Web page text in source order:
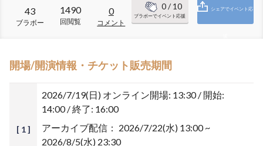
43
ブラボー
1490
回閲覧
0
コメント
0/ 10
ブラボーでイベント応援
シェアでイベント応
開場/開演情報・チケット販売期間
[ 1 ]
2026/7/19(日) オンライン開場: 13:30 / 開始:
14:00 / 終了: 16:00
アーカイブ配信： 2026/7/22(水) 13:00 ~
2026/8/5(水) 23:30